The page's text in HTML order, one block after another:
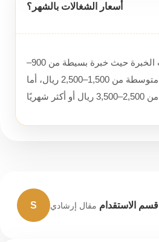
أسعار الشغالات بالشهر؟
تختلف الأسعار حسب الخبرة حيث خبرة بسيطة من 900–
1,500 ريال، بينما خبرة متوسطة من 1,500–2,500 ريال، أما
S قسم الاستقدام مقال إرشادي